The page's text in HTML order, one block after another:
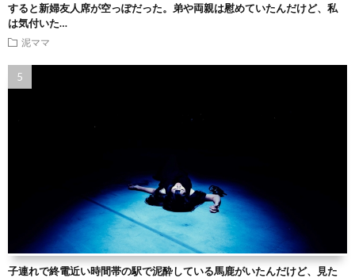
すると新婦友人席が空っぽだった。弟や両親は慰めていたんだけど、私
は気付いた…
泥ママ
子連れで終電近い時間帯の駅で泥酔している馬鹿がいたんだけど、見た